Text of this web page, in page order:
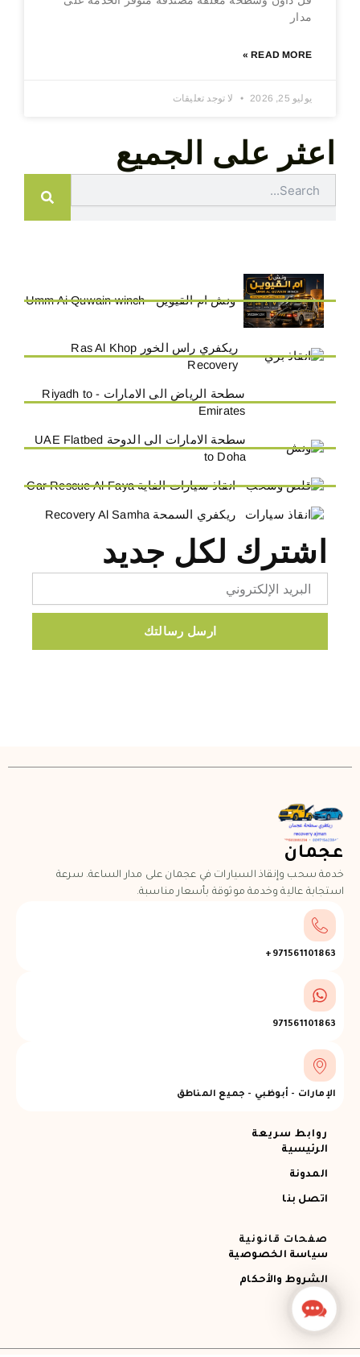
مدار
READ MORE »
يوليو 25, 2026 لا توجد تعليقات
اعثر على الجميع
ونش ام القيوين - Umm Ai Quwain winch
ريكفري راس الخور Ras Al Khop
Recovery
سطحة الرياض الى الامارات - Riyadh to
Emirates
سطحة الامارات الى الدوحة UAE Flatbed
to Doha
انقاذ سيارات الفاية Car Rescue Al-Faya
ريكفري السمحة Recovery Al Samha
اشترك لكل جديد
ارسل رسالتك
عجمان
خدمة سحب وإنقاذ السيارات في عجمان على مدار الساعة. سرعة
استجابة عالية وخدمة موثوقة بأسعار مناسبة.
971561101863+
971561101863
الإمارات - أبوظبي - جميع المناطق
روابط سريعة
الرئيسية
المدونة
اتصل بنا
صفحات قانونية
سياسة الخصوصية
الشروط والأحكام
Contact
Us